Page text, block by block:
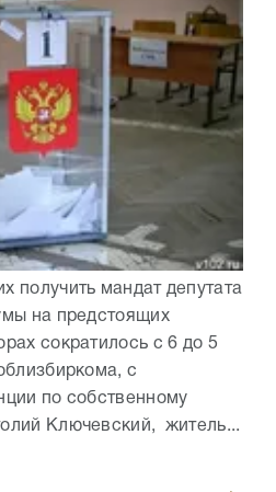
получить мандат депутата
на предстоящих
сократилось с 6 до 5
с
по собственному
Ключевский, житель...